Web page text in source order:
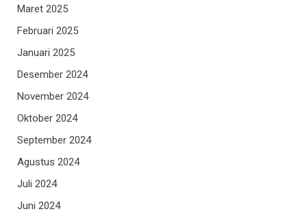
Maret 2025
Februari 2025
Januari 2025
Desember 2024
November 2024
Oktober 2024
September 2024
Agustus 2024
Juli 2024
Juni 2024